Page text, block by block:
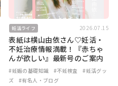
妊活ライフ 2026.07.15
表紙は横山由依さん♡妊活・
不妊治療情報満載！『赤ちゃ
んが欲しい』最新号のご案内
#妊娠の基礎知識 #不妊検査
#妊活グッ
ズ
#有名人・ブログ